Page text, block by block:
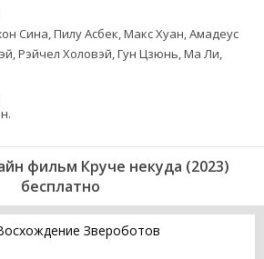
Сина, Пилу Асбек, Макс Хуан, Амадеус
Рэйчел Холовэй, Гун Цзюнь, Ма Ли,
фильм Круче некуда (2023)
бесплатно
Звероботов